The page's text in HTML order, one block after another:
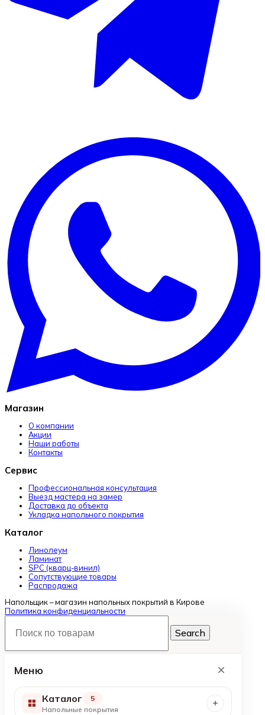
Магазин
О компании
Акции
Наши работы
Контакты
Сервис
Профессиональная консультация
Выезд мастера на замер
Доставка до объекта
Укладка напольного покрытия
Каталог
Линолеум
Ламинат
SPC (кварц-винил)
Сопутствующие товары
Распродажа
Напольщик – магазин напольных покрытий в Кирове
Политика конфиденциальности
Search
Меню
Каталог
5
Напольные покрытия